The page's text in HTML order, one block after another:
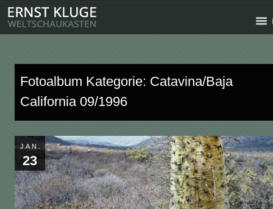
Fotoalbum Kategorie: Catavina/Baja
California 09/1996
JAN.
23